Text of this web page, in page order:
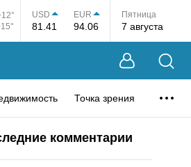
USD
81.41
EUR
94.06
Пятница
7 августа
Точка зрения
комментарии